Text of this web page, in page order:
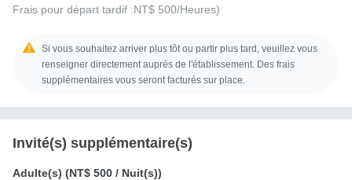
Frais pour départ tardif :NT$ 500/Heures)
Si vous souhaitez arriver plus tôt ou partir plus tard, veuillez vous
renseigner directement auprès de l'établissement. Des frais
supplémentaires vous seront facturés sur place.
Invité(s) supplémentaire(s)
Adulte(s) (NT$ 500 / Nuit(s))